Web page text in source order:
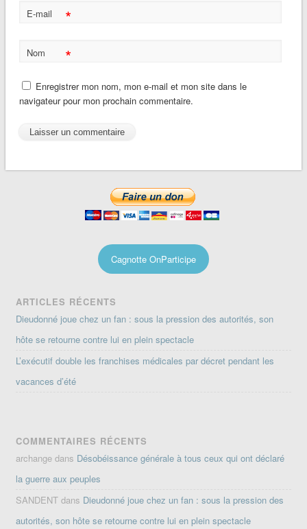
E-mail *
Nom *
Enregistrer mon nom, mon e-mail et mon site dans le
navigateur pour mon prochain commentaire.
Cagnotte OnParticipe
ARTICLES RÉCENTS
Dieudonné joue chez un fan : sous la pression des autorités, son
hôte se retourne contre lui en plein spectacle
L’exécutif double les franchises médicales par décret pendant les
vacances d’été
COMMENTAIRES RÉCENTS
archange dans Désobéissance générale à tous ceux qui ont déclaré
la guerre aux peuples
SANDENT dans Dieudonné joue chez un fan : sous la pression des
autorités, son hôte se retourne contre lui en plein spectacle